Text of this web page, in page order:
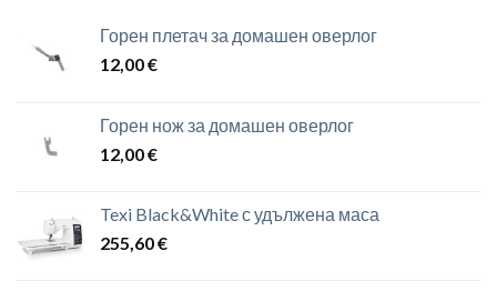
Горен плетач за домашен оверлог
12,00€
Горен нож за домашен оверлог
12,00€
Texi Black&White с удължена маса
255,60€